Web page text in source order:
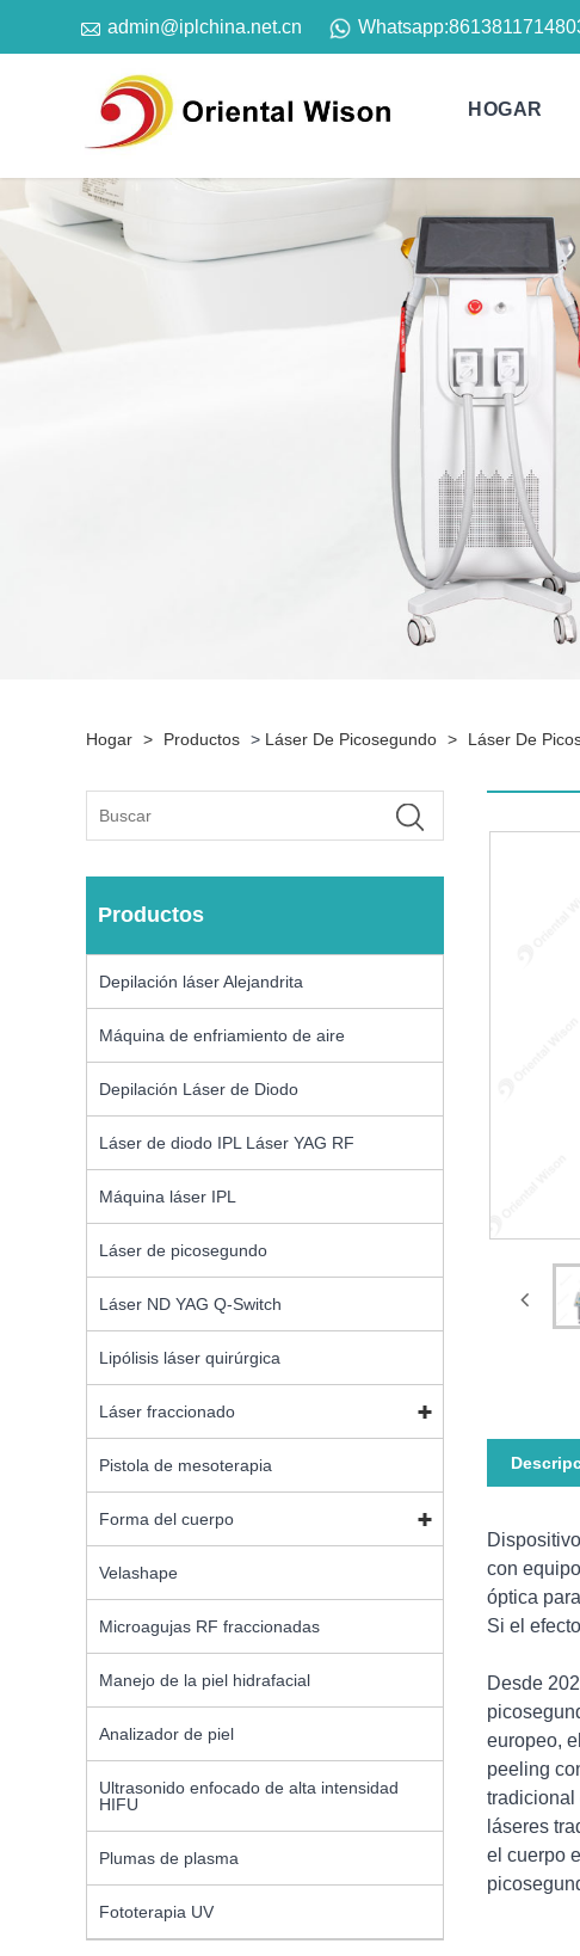
 admin@iplchina.net.cn Whatsapp:
HOGAR
Hogar > Productos > Láser De Picosegundo > Láser De
Productos
Depilación láser Alejandrita
Máquina de enfriamiento de aire
Depilación Láser de Diodo
Láser de diodo IPL Láser YAG RF
Máquina láser IPL
Láser de picosegundo
Láser ND YAG Q-Switch
Lipólisis láser quirúrgica
Láser fraccionado
Pistola de mesoterapia
Forma del cuerpo
Velashape
Microagujas RF fraccionadas
Manejo de la piel hidrafacial
Analizador de piel
Ultrasonido enfocado de alta intensidad
HIFU
Plumas de plasma
Fototerapia UV
con
óptica
Si el
Desde
europeo,
peeling
tradicional
láseres
el cuerpo